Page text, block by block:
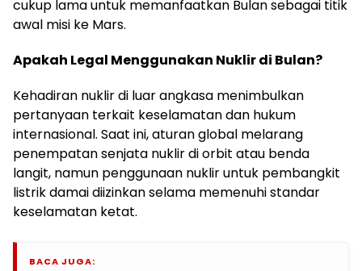
cukup lama untuk memanfaatkan Bulan sebagai titik
awal misi ke Mars.
Apakah Legal Menggunakan Nuklir di Bulan?
Kehadiran nuklir di luar angkasa menimbulkan
pertanyaan terkait keselamatan dan hukum
internasional. Saat ini, aturan global melarang
penempatan senjata nuklir di orbit atau benda
langit, namun penggunaan nuklir untuk pembangkit
listrik damai diizinkan selama memenuhi standar
keselamatan ketat.
BACA JUGA: